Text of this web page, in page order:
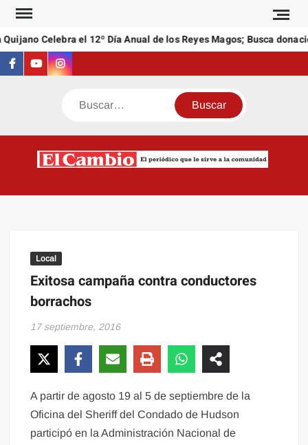
Saltar
contenidoCelebra el 12º Día Anual de los Reyes Magos; Busca
Facebook
YoutubeInstagram
Buscar
Local
Exitosa campaña contra conductores
borrachos
17 septiembre, 2016
A partir de agosto 19 al 5 de septiembre de la
Oficina del Sheriff del Condado de Hudson
participó en la Administración Nacional de